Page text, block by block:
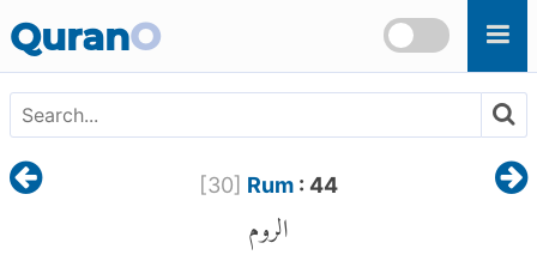
QuranO
[30] Rum: 44
الروم